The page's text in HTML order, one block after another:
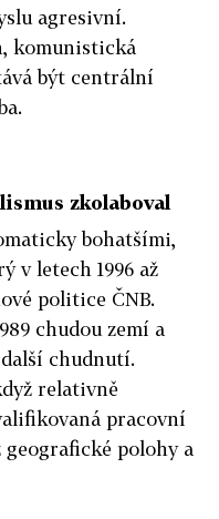
agresivní.
komunistická
být centrální
zkolaboval
bohatšími,
v letech 1996 až
politice ČNB.
chudou zemí a
chudnutí.
relativně
pracovní
polohy a